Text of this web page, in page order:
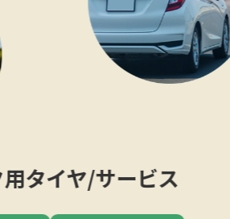
用タイヤ/サービス